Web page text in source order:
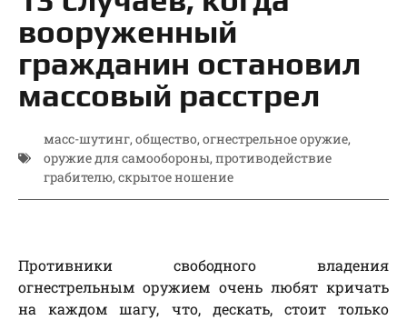
вооруженный
гражданин остановил
массовый расстрел
масс-шутинг, общество, огнестрельное оружие,
оружие для самообороны, противодействие
грабителю, скрытое ношение
Противники свободного владения
огнестрельным оружием очень любят кричать
на каждом шагу, что, дескать, стоит только